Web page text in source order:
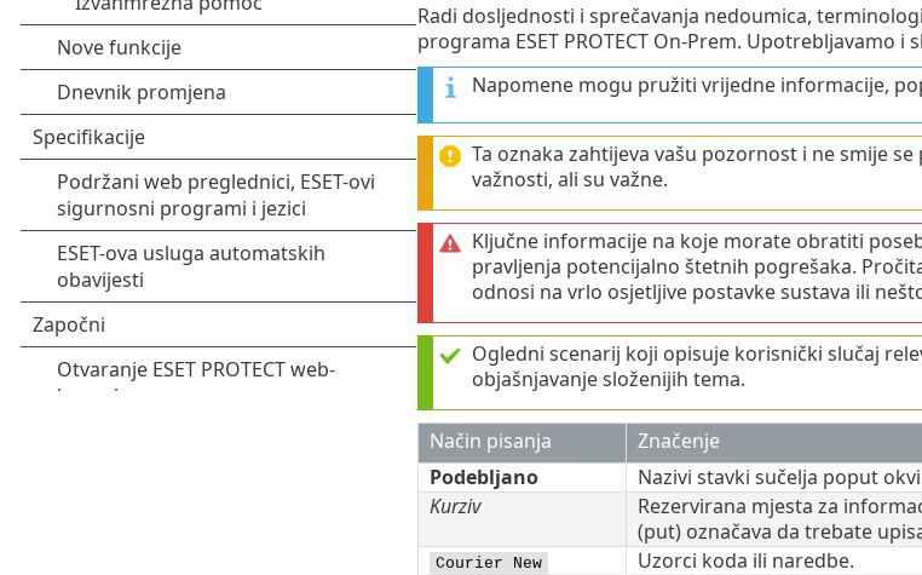
Radi dosljednosti i sprečavanja nedoumica,
programa ESET PROTECT On-Prem. Upotrebljavamo
Napomene mogu pružiti vrijedne informacije,
Ta oznaka zahtijeva vašu pozornost i ne smije
važnosti, ali su važne.
Ključne informacije na koje morate obratiti
pravljenja potencijalno štetnih pogrešaka.
odnosi na vrlo osjetljive postavke sustava ili
Ogledni scenarij koji opisuje korisnički slučaj
objašnjavanje složenijih tema.
Način pisanja
Značenje
Podebljano
Nazivi stavki sučelja poput
Kurziv
Rezervirana mjesta za
(put) označava da trebate
Courier New
Uzorci koda ili naredbe.